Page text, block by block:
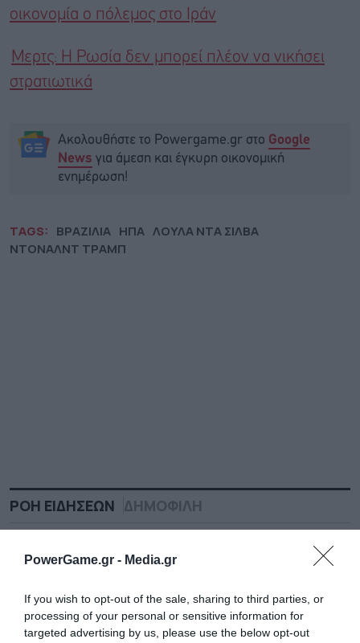
PowerGame.gr - Media.gr
If you wish to opt-out of the sale, sharing to third parties, or
processing of your personal or sensitive information for
targeted advertising by us, please use the below opt-out
οικονομία ο πόλεμος στο Ιράν
Μερτς: Η Ρωσία δεν μπορεί πλέον να νικήσει
στρατιωτικά
Ακολουθήστε το Powergame.gr στο Google
News για άμεση και έγκυρη οικονομική
ενημέρωση!
TAGS: ΒΡΑΖΙΛΙΑ ΗΠΑ ΛΟΥΛΑ ΝΤΑ ΣΙΛΒΑ
ΝΤΟΝΑΛΝΤ ΤΡΑΜΠ
ΡΟΗ ΕΙΔΗΣΕΩΝ ΔΗΜΟΦΙΛΗ
Aramco στη Σαουδική Αραβία
10:24
Η “Εστία” ξαναχτύπησε για Διαμαντοπούλου,
Χριστοδουλάκη: “Φαντασιόπληκτο ρεπορτάζ” απαντά
το ΠΑΣΟΚ